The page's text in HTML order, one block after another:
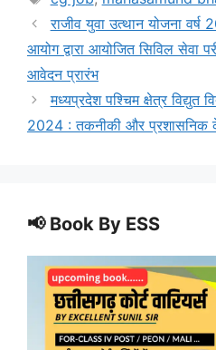
राजीव युवा उत्थान योजना
आयोग द्वारा आयोजित सिविल सेवा
आवेदन प्रारंभ
मध्यप्रदेश पश्चिम क्षेत्र विद्युत
2024 : तकनीकी और प्रशासनिक
📢 Book By ESS